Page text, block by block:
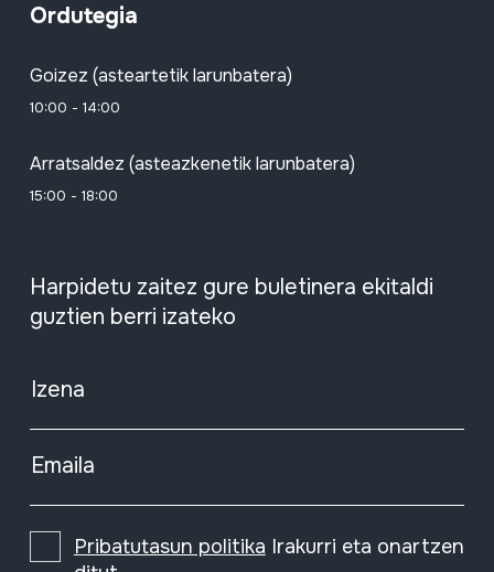
Ordutegia
Goizez (asteartetik larunbatera)
10:00 - 14:00
Arratsaldez (asteazkenetik larunbatera)
15:00 - 18:00
Harpidetu zaitez gure buletinera ekitaldi
guztien berri izateko
Izena
Emaila
Pribatutasun politika Irakurri eta onartzen